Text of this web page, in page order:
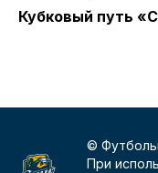
Кубковый путь
©
При